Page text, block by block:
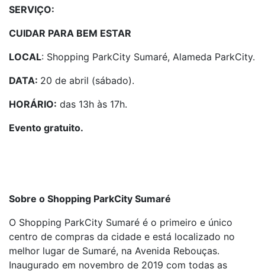
SERVIÇO:
CUIDAR PARA BEM ESTAR
LOCAL: Shopping ParkCity Sumaré, Alameda ParkCity.
DATA: 20 de abril (sábado).
HORÁRIO: das 13h às 17h.
Evento gratuito.
Sobre o Shopping ParkCity Sumaré
O Shopping ParkCity Sumaré é o primeiro e único
centro de compras da cidade e está localizado no
melhor lugar de Sumaré, na Avenida Rebouças.
Inaugurado em novembro de 2019 com todas as